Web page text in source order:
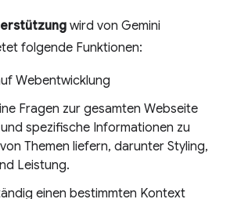
wird von Gemini
folgende Funktionen:
Webentwicklung
Fragen zur gesamten Webseite
spezifische Informationen zu
Themen liefern, darunter Styling,
Leistung.
einen bestimmten Kontext